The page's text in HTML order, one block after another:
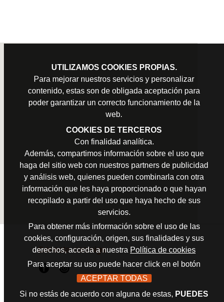
UTILIZAMOS COOKIES PROPIAS.
Para mejorar nuestros servicios y personalizar
contenido, estas son de obligada aceptación para
poder garantizar un correcto funcionamiento de la
web.
COOKIES DE TERCEROS
Con finalidad analítica.
Además, compartimos información sobre el uso que
haga del sitio web con nuestros partners de publicidad
y análisis web, quienes pueden combinarla con otra
información que les haya proporcionado o que hayan
recopilado a partir del uso que haya hecho de sus
servicios.
Para obtener más información sobre el uso de las
cookies, configuración, origen, sus finalidades y sus
derechos, acceda a nuestra Política de cookies
Para aceptar su uso puede hacer click en el botón
ACEPTAR TODAS
Si no estás de acuerdo con alguna de estas, PUEDES
Conecta conmigo